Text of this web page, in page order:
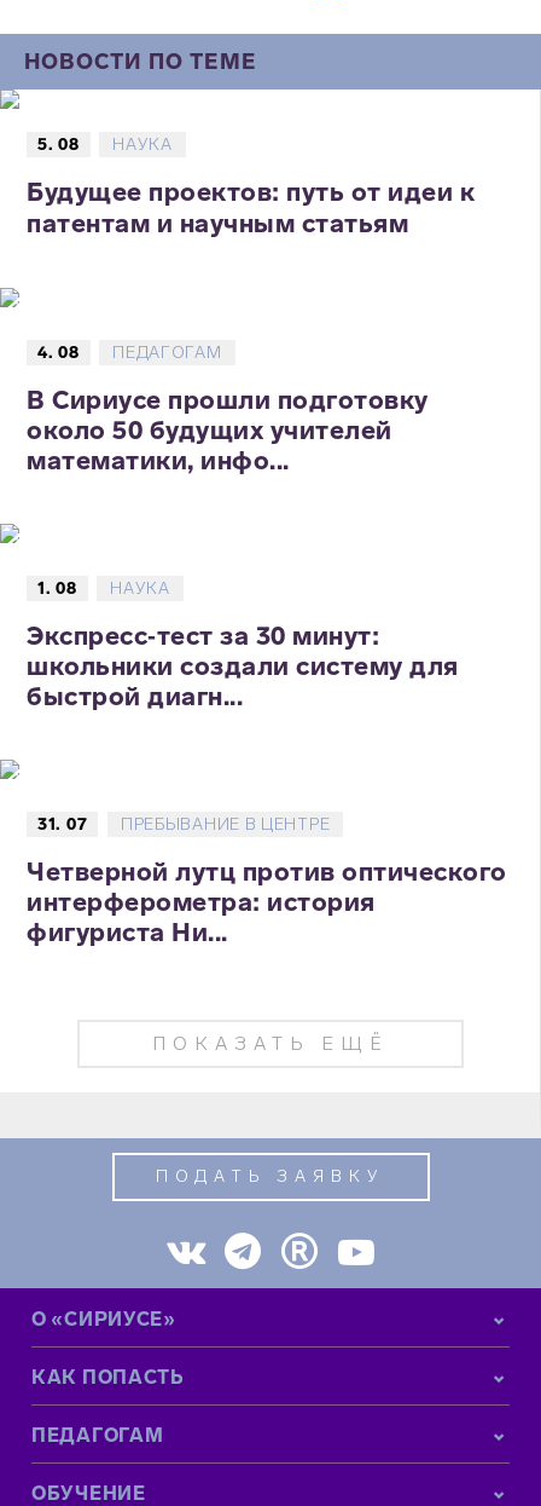
НОВОСТИ ПО ТЕМЕ
5. 08 НАУКА
Будущее проектов: путь от идеи к
патентам и научным статьям
4. 08 ПЕДАГОГАМ
В Сириусе прошли подготовку
около 50 будущих учителей
математики, инфо...
1. 08 НАУКА
Экспресс‑тест за 30 минут:
школьники создали систему для
быстрой диагн...
31. 07 ПРЕБЫВАНИЕ В ЦЕНТРЕ
Четверной лутц против оптического
интерферометра: история
фигуриста Ни...
ПОКАЗАТЬ ЕЩЁ
ПОДАТЬ ЗАЯВКУ
О «СИРИУСЕ»
КАК ПОПАСТЬ
ПЕДАГОГАМ
ОБУЧЕНИЕ